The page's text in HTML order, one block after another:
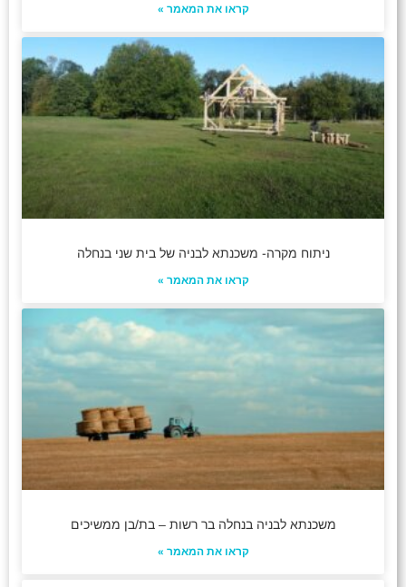
קראו את המאמר »
ניתוח מקרה- משכנתא לבניה של בית שני בנחלה
קראו את המאמר »
משכנתא לבניה בנחלה בר רשות – בת/בן ממשיכים
קראו את המאמר »